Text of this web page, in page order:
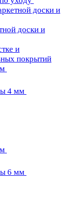
доски и
доски и
и
покрытий
4 мм
6 мм